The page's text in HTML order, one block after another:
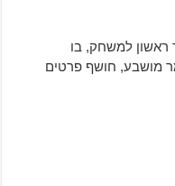
למשחק, בו
מושבע, חושף פרטים